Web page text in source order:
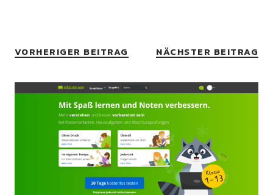
VORHERIGER BEITRAG NÄCHSTER BEITRAG